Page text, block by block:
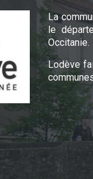
La
le
Occitanie.
Lodève